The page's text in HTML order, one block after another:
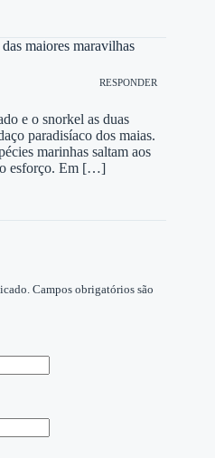
maiores maravilhas
RESPONDER
e o snorkel as duas
paradisíaco dos maias.
marinhas saltam aos
esforço. Em […]
Campos obrigatórios são